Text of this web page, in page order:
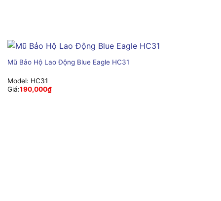
Mũ Bảo Hộ Lao Động Blue Eagle HC31
Model: HC31
Giá:190,000₫